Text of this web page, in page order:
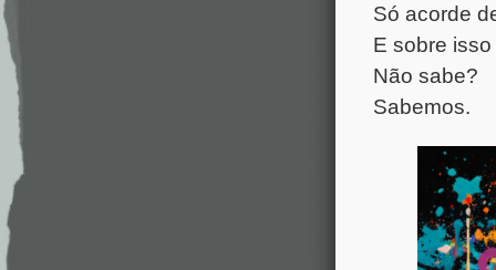
Só acorde
E sobre
Não sabe?
Sabemos.